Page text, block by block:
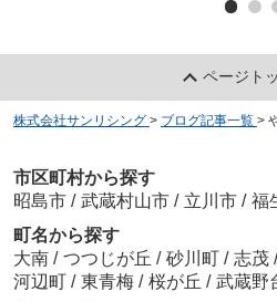
ページト
株式会社サンリシング > ブログ記事一覧 >
市区町村から探す
昭島市 / 武蔵村山市 / 立川市 / 福
町名から探す
大南 / つつじが丘 / 砂川町 / 志茂 /
河辺町 / 東青梅 / 桜が丘 / 武蔵野